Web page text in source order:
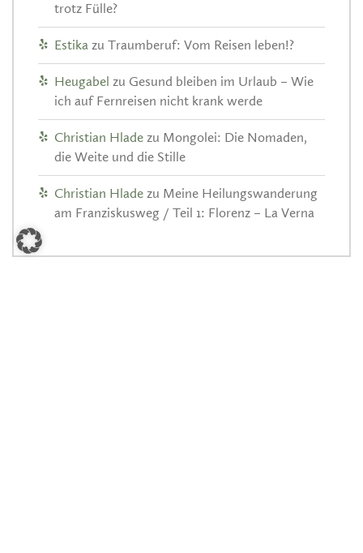
trotz Fülle?
Estika zu Traumberuf: Vom Reisen leben!?
Heugabel zu Gesund bleiben im Urlaub – Wie
ich auf Fernreisen nicht krank werde
Christian Hlade zu Mongolei: Die Nomaden,
die Weite und die Stille
Christian Hlade zu Meine Heilungswanderung
am Franziskusweg / Teil 1: Florenz – La Verna